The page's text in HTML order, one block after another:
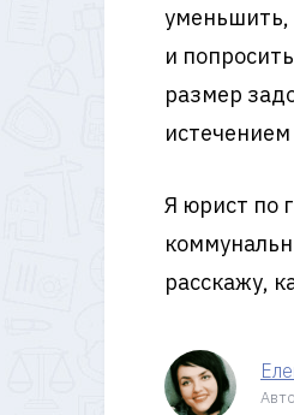
уменьшить,
и
размер
Я юрист по
расскажу,